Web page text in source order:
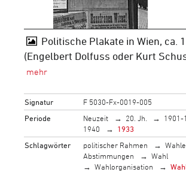
Politische Plakate in Wien, ca.
(Engelbert Dolfuss oder Kurt
Signatur
F 5030-Fx-0019-005
Periode
Neuzeit 20. Jh. 1901-
1940
1933
Schlagwörter
politischer Rahmen
Abstimmungen
Wahl
Wahlorganisation